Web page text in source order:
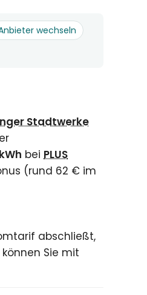
wechseln
Stadtwerke
bei PLUS
(rund 62 € im
abschließt,
Sie mit